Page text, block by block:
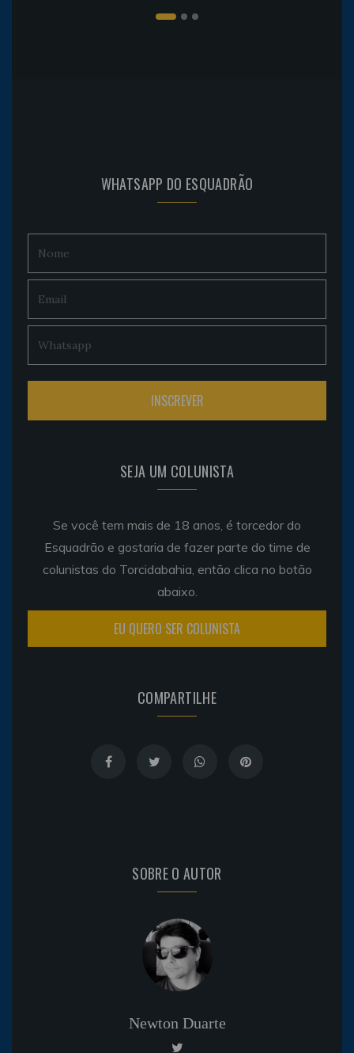
WHATSAPP DO ESQUADRÃO
SEJA UM COLUNISTA
Se você tem mais de 18 anos, é torcedor do
Esquadrão e gostaria de fazer parte do time de
colunistas do Torcidabahia, então clica no botão
abaixo.
EU QUERO SER COLUNISTA
COMPARTILHE
SOBRE O AUTOR
Newton Duarte